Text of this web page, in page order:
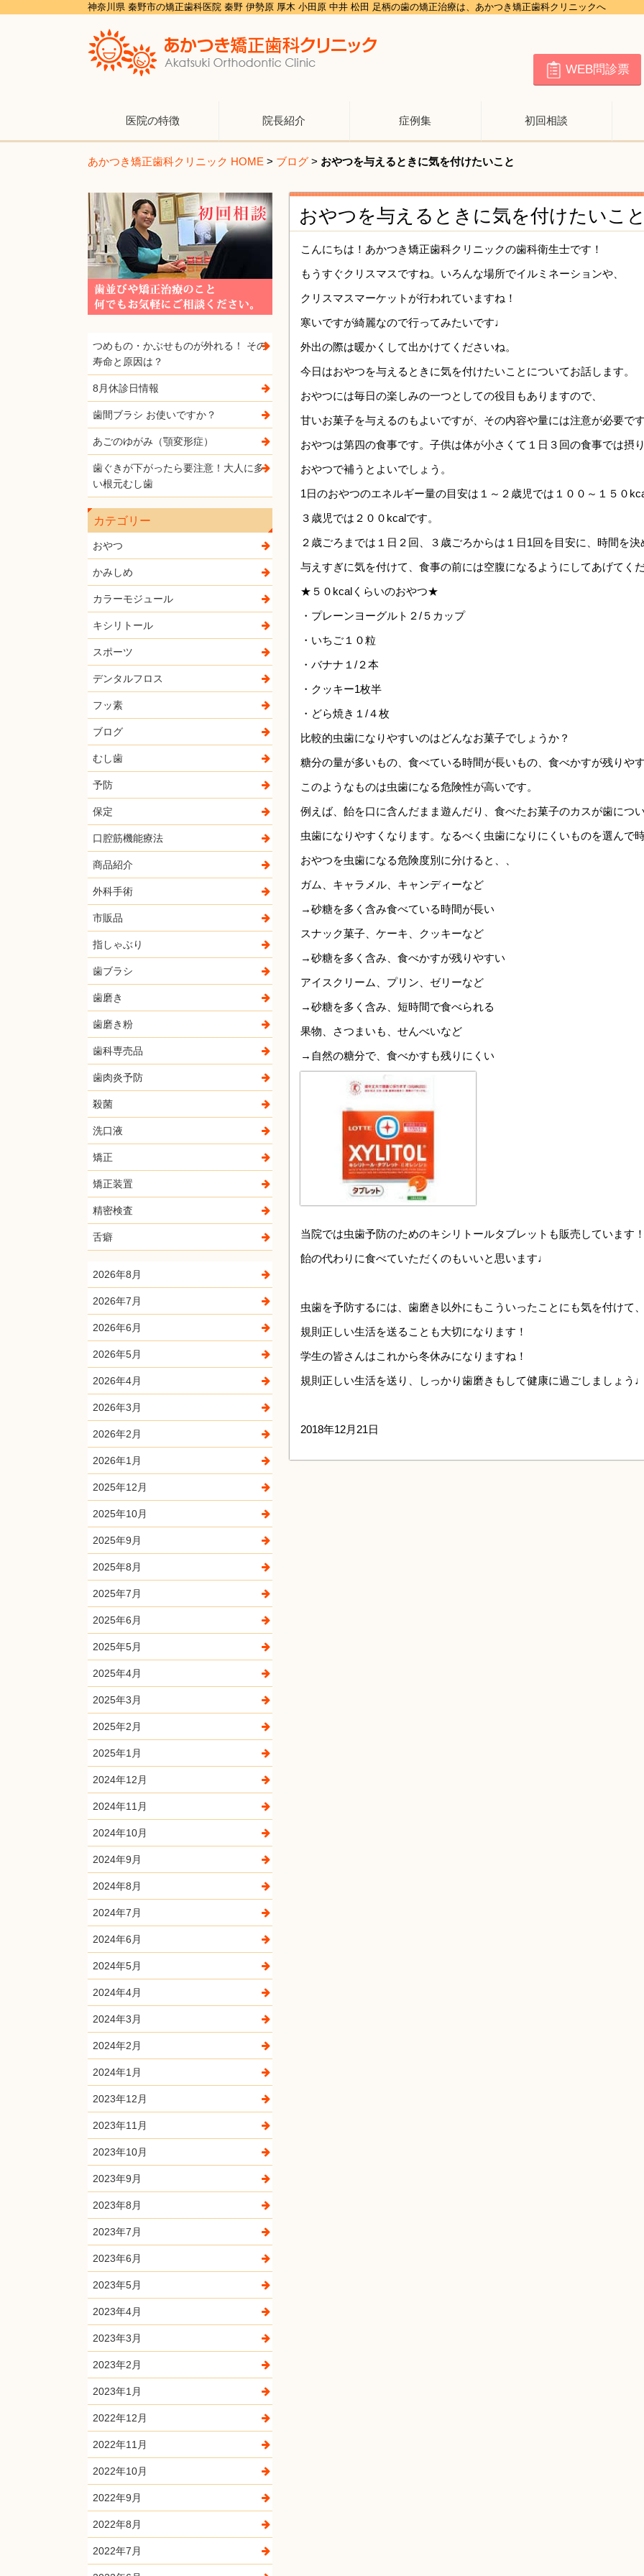
神奈川県 秦野市の矯正歯科医院 秦野 伊勢原 厚木 小田原 中井 松田 足柄の歯の矯正治療は、あかつき矯正歯科クリニックへ
WEB問診票
医院の特徴 院長紹介 症例集 初回相談
あかつき矯正歯科クリニック HOME > ブログ > おやつを与えるときに気を付けたいこと
おやつを与えるときに気を付けたいこ
こんにちは！あかつき矯正歯科クリニックの歯科衛生士です！
もうすぐクリスマスですね。いろんな場所でイルミネーションや、
クリスマスマーケットが行われていますね！
寒いですが綺麗なので行ってみたいです♩
外出の際は暖かくして出かけてくださいね。
今日はおやつを与えるときに気を付けたいことについてお話します。
おやつには毎日の楽しみの一つとしての役目もありますので、
甘いお菓子を与えるのもよいですが、その内容や量には注意が必要で
おやつは第四の食事です。子供は体が小さくて１日３回の食事では摂
おやつで補うとよいでしょう。
1日のおやつのエネルギー量の目安は１～２歳児では１００～１５０
３歳児では２００kcalです。
２歳ごろまでは１日２回、３歳ごろからは１日1回を目安に、時間を
与えすぎに気を付けて、食事の前には空腹になるようにしてあげてく
★５０kcalくらいのおやつ★
・プレーンヨーグルト２/５カップ
・いちご１０粒
・バナナ１/２本
・クッキー1枚半
・どら焼き１/４枚
比較的虫歯になりやすいのはどんなお菓子でしょうか？
糖分の量が多いもの、食べている時間が長いもの、食べかすが残りや
このようなものは虫歯になる危険性が高いです。
例えば、飴を口に含んだまま遊んだり、食べたお菓子のカスが歯につ
虫歯になりやすくなります。なるべく虫歯になりにくいものを選んで
おやつを虫歯になる危険度別に分けると、、
ガム、キャラメル、キャンディーなど
→砂糖を多く含み食べている時間が長い
スナック菓子、ケーキ、クッキーなど
→砂糖を多く含み、食べかすが残りやすい
アイスクリーム、プリン、ゼリーなど
→砂糖を多く含み、短時間で食べられる
果物、さつまいも、せんべいなど
→自然の糖分で、食べかすも残りにくい
当院では虫歯予防のためのキシリトールタブレットも販売しています
飴の代わりに食べていただくのもいいと思います♩
虫歯を予防するには、歯磨き以外にもこういったことにも気を付けて
規則正しい生活を送ることも大切になります！
学生の皆さんはこれから冬休みになりますね！
規則正しい生活を送り、しっかり歯磨きもして健康に過ごしましょう
2018年12月21日
つめもの・かぶせものが外れる！ その
寿命と原因は？
8月休診日情報
歯間ブラシ お使いですか？
あごのゆがみ（顎変形症）
歯ぐきが下がったら要注意！大人に多
い根元むし歯
カテゴリー
おやつ
かみしめ
カラーモジュール
キシリトール
スポーツ
デンタルフロス
フッ素
ブログ
むし歯
予防
保定
口腔筋機能療法
商品紹介
外科手術
市販品
指しゃぶり
歯ブラシ
歯磨き
歯磨き粉
歯科専売品
歯肉炎予防
殺菌
洗口液
矯正
矯正装置
精密検査
舌癖
2026年8月
2026年7月
2026年6月
2026年5月
2026年4月
2026年3月
2026年2月
2026年1月
2025年12月
2025年10月
2025年9月
2025年8月
2025年7月
2025年6月
2025年5月
2025年4月
2025年3月
2025年2月
2025年1月
2024年12月
2024年11月
2024年10月
2024年9月
2024年8月
2024年7月
2024年6月
2024年5月
2024年4月
2024年3月
2024年2月
2024年1月
2023年12月
2023年11月
2023年10月
2023年9月
2023年8月
2023年7月
2023年6月
2023年5月
2023年4月
2023年3月
2023年2月
2023年1月
2022年12月
2022年11月
2022年10月
2022年9月
2022年8月
2022年7月